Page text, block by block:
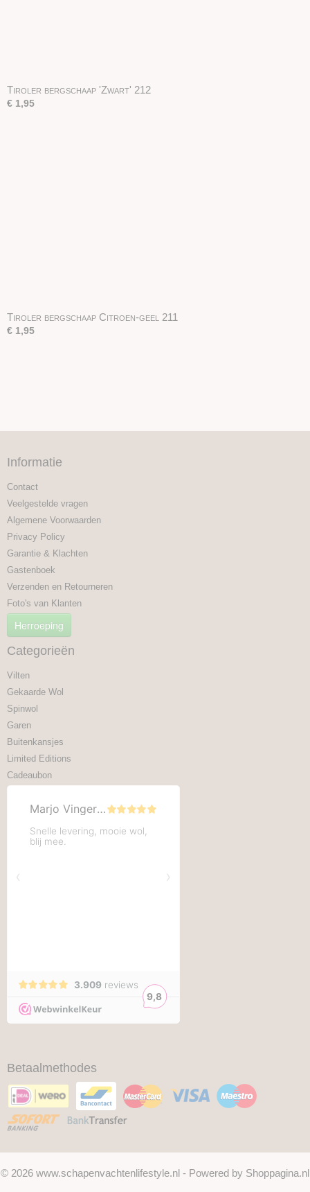
Tiroler bergschaap 'Zwart' 212
€ 1,95
Tiroler bergschaap Citroen-geel 211
€ 1,95
Informatie
Contact
Veelgestelde vragen
Algemene Voorwaarden
Privacy Policy
Garantie & Klachten
Gastenboek
Verzenden en Retourneren
Foto's van Klanten
Herroeping
Categorieën
Vilten
Gekaarde Wol
Spinwol
Garen
Buitenkansjes
Limited Editions
Cadeaubon
Betaalmethodes
© 2026 www.schapenvachtenlifestyle.nl - Powered by Shoppagina.nl